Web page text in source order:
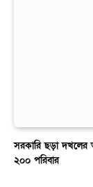
সরকারি ছড়া দখলের
২০০ পরিবার